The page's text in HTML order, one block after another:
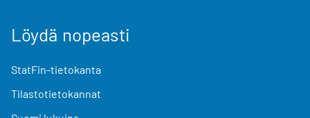
Löydä nopeasti
StatFin-tietokanta
Tilastotietokannat